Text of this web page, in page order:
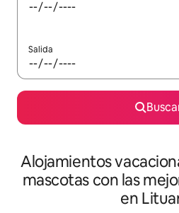
Salida
Alojamientos
mascotas con las
en